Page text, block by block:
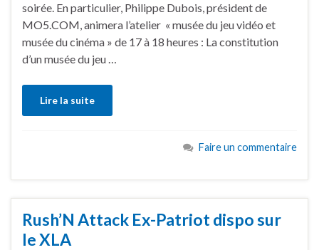
soirée. En particulier, Philippe Dubois, président de
MO5.COM, animera l’atelier « musée du jeu vidéo et
musée du cinéma » de 17 à 18 heures : La constitution
d’un musée du jeu …
Lire la suite
Faire un commentaire
Rush’N Attack Ex-Patriot dispo sur
le XLA